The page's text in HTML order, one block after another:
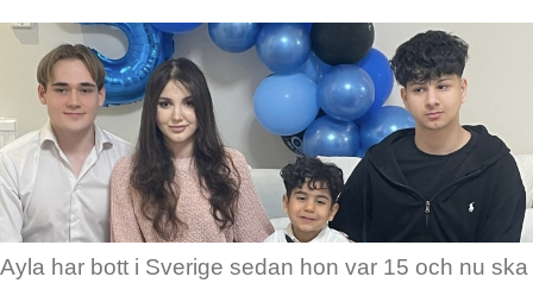
Ayla har bott i Sverige sedan hon var 15 och nu ska